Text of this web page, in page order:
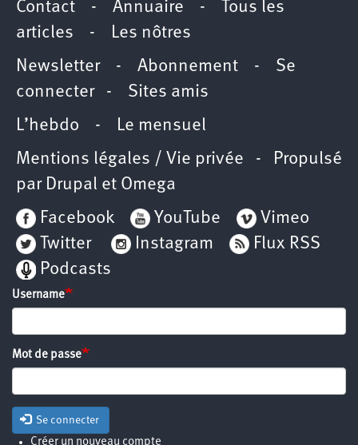
Contact - Annuaire -
Tous les
articles - Les nôtres
Newsletter- Abonnement - Se
connecter- Sites amis
L’hebdo - Le mensuel
Mentions légales / Vie privée - Propulsé
par Drupal et Omega
Facebook
YouTube
Vimeo
Twitter
Instagram
Flux RSS
Podcasts
Username
Mot de passe
Se connecter
Créer un nouveau compte